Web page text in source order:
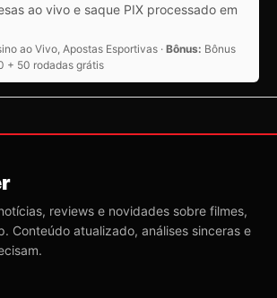
ao vivo e saque PIX processado em
ao Vivo, Apostas Esportivas · Bônus: Bônus
+ 50 rodadas grátis
reviews e novidades sobre filmes,
Conteúdo atualizado, análises sinceras e